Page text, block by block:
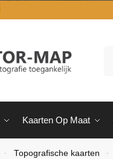
Kaarten Op Maat
- Topografische kaarten -